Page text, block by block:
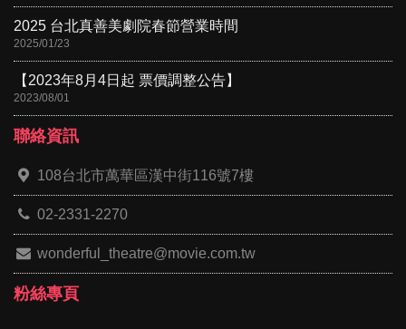
2025 台北真善美劇院春節營業時間
2025/01/23
【2023年8月4日起 票價調整公告】
2023/08/01
聯絡資訊
108台北市萬華區漢中街116號7樓
02-2331-2270
wonderful_theatre@movie.com.tw
粉絲專頁